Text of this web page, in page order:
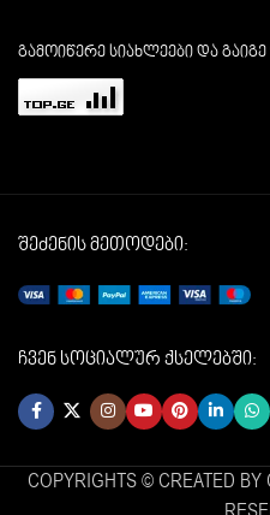
გამოიწერე სიახლეები და
შეძენის მეთოდები:
ჩვენ სოციალურ ქსელებში:
COPYRIGHTS © CREATED